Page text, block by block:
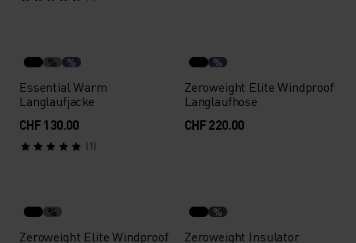
% %
Essential Warm
Langlaufjacke
CHF 130.00
(1)
%
Zeroweight Elite Windproof
Langlaufhose
CHF 220.00
%
Zeroweight Elite Windproof
%
Zeroweight Insulator